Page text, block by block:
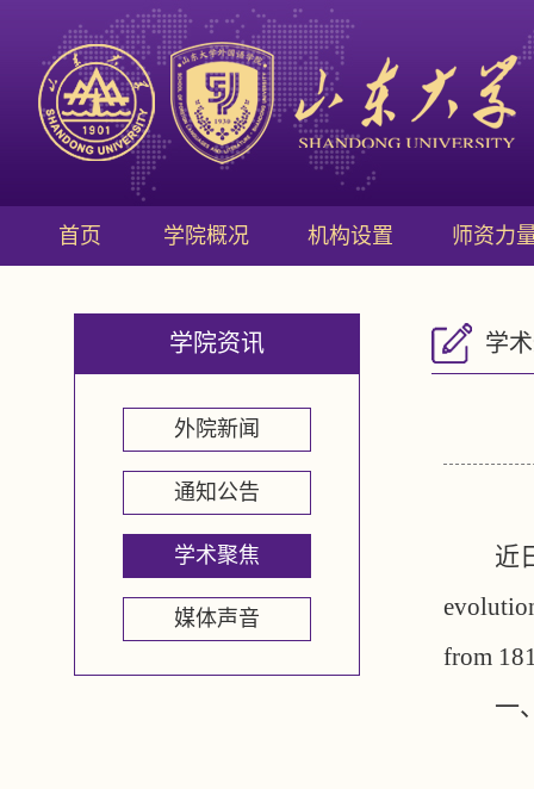
首页 学院概况 机构设置 师资力
学院资讯
外院新闻
通知公告
学术聚焦
媒体声音
学
近
from
一